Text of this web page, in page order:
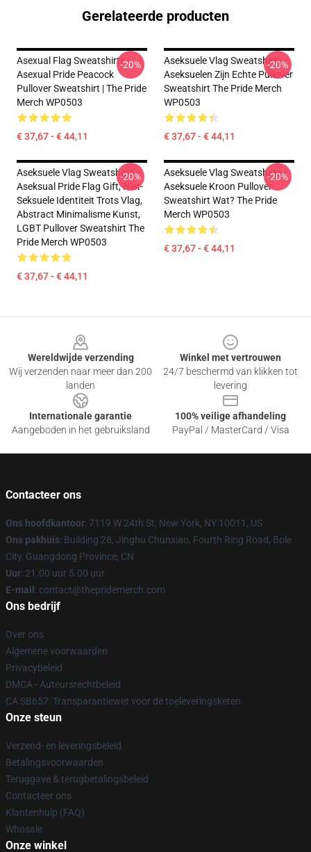
Gerelateerde producten
Asexual Flag Sweatshirts -
Asexual Pride Peacock
Pullover Sweatshirt | The Pride
Merch WP0503
€ 37,67 - € 44,11
-20%
Aseksuele Vlag Sweatshirts -
Aseksuelen Zijn Echte Pullover
Sweatshirt The Pride Merch
WP0503
€ 37,67 - € 44,11
-20%
Aseksuele Vlag Sweatshirts -
Aseksual Pride Flag Gift, Niet-
Seksuele Identiteit Trots Vlag,
Abstract Minimalisme Kunst,
LGBT Pullover Sweatshirt The
Pride Merch WP0503
€ 37,67 - € 44,11
-20%
Aseksuele Vlag Sweatshirts -
Aseksuele Kroon Pullover
Sweatshirt Wat? The Pride
Merch WP0503
€ 37,67 - € 44,11
-20%
Wereldwijde verzending
Wij verzenden naar meer dan 200
landen
Winkel met vertrouwen
24/7 beschermd van klikken tot
levering
Internationale garantie
Aangeboden in het gebruiksland
100% veilige afhandeling
PayPal / MasterCard / Visa
Contacteer ons
Ons hoofdkantoor: 7119 W 24th St, New York, NY 10011, US
Ons pakhuis: Building 28, Jinghu Chunxiao, Fourth Ring Road, Bole
City, Guangdong Province, CN
Uur: 21.00 uur 5.00 uur
E-mail : contact@thepridemerch.com
Ons bedrijf
Over ons
Algemene voorwaarden
Privacybeleid
DMCA - Auteursrechtbeleid
CA SB657: Transparantiewet voor de toeleveringsketen
Onze steun
Verzend- en leveringsbeleid
Betalingsvoorwaarden
Teruggave & terugbetalingsbeleid
Contacteer ons
Klantenhulp (FAQ)
Whosale
Onze winkel